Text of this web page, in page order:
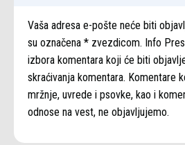
Vaša adresa e-pošte neće biti
su označena * zvezdicom. Info
izbora komentara koji će biti
skraćivanja komentara. Komentare
mržnje, uvrede i psovke, kao i
odnose na vest, ne objavljujemo.